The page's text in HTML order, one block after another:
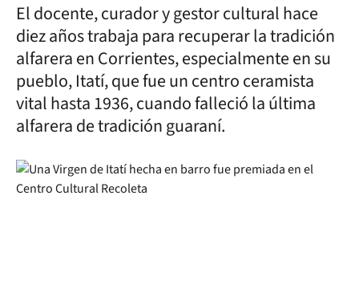
El docente, curador y gestor cultural hace
diez años trabaja para recuperar la tradición
alfarera en Corrientes, especialmente en su
pueblo, Itatí, que fue un centro ceramista
vital hasta 1936, cuando falleció la última
alfarera de tradición guaraní.